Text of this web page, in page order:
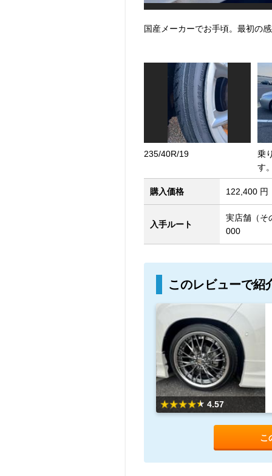
国産メーカーでお手頃。最初の
235/40R/19
乗
す
購入価格 122,400 円
入手ルート
実店舗（
000
このレビューで紹
4.57
こ